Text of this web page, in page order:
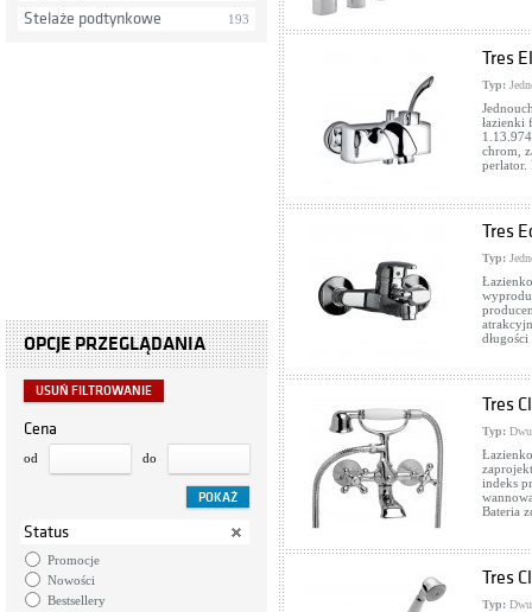
Stelaże podtynkowe 193
OPCJE PRZEGLĄDANIA
USUŃ FILTROWANIE
Cena
od do
Status
Promocje
Nowości
Bestsellery
Tres
Typ:
łazienki
chrom,
perlator.
Tres
Typ:
Tres
Typ:
indeks
Bateria
Tres
Typ: